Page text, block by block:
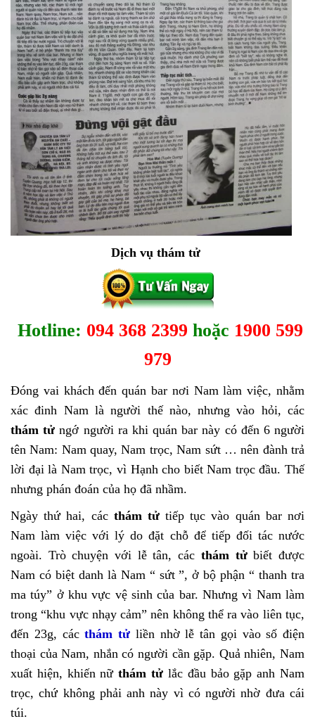
Dịch vụ thám tử
Hotline: 094 368 2399 hoặc 1900 599
979
Đóng vai khách đến quán bar nơi Nam làm việc, nhằm
xác đinh Nam là người thế nào, nhưng vào hỏi, các
thám tử ngớ người ra khi quán bar này có đến 6 người
tên Nam: Nam quay, Nam trọc, Nam sứt … nên đành trả
lời đại là Nam trọc, vì Hạnh cho biết Nam trọc đầu. Thế
nhưng phán đoán của họ đã nhầm.
Ngày thứ hai, các thám tửtiếp tục vào quán bar nơi
Nam làm việc với lý do đặt chỗ để tiếp đối tác nước
ngoài. Trò chuyện với lễ tân, các thám tửbiết được
Nam có biệt danh là Nam “ sứt ”, ở bộ phận “ thanh tra
ma túy” ở khu vực vệ sinh của bar. Nhưng vì Nam làm
trong “khu vực nhạy cảm” nên không thể ra vào liên tục,
đến 23g, cácthám tử liền nhờ lễ tân gọi vào số điện
thoại của Nam, nhắn có người cần gặp. Quả nhiên, Nam
xuất hiện, khiến nữthám tử lắc đầu bảo gặp anh Nam
trọc, chứ không phải anh này vì có người nhờ đưa cái
túi.